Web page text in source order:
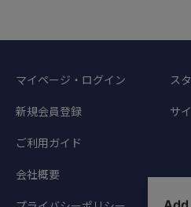
マイページ・ログイン
新規会員登録
ご利用ガイド
会社概要
ス
サ